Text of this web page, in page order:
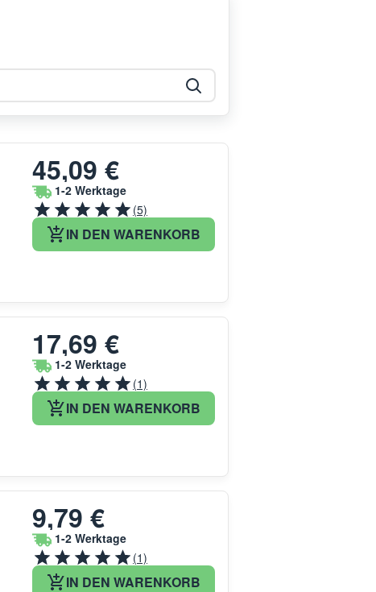
45,09 €
1-2 Werktage
(5)
IN DEN WARENKORB
17,69 €
1-2 Werktage
(1)
IN DEN WARENKORB
9,79 €
1-2 Werktage
(1)
IN DEN WARENKORB